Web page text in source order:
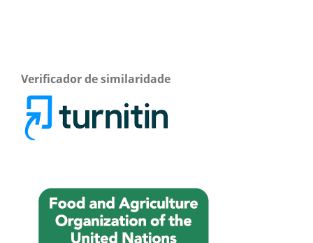
Verificador de similaridade